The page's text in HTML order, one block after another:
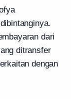
dari
ditransfer
dengan